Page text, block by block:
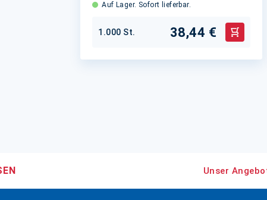
Auf Lager. Sofort lieferbar.
1.000 St. 38,44 € In den
Unser